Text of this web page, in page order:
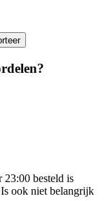
besteld is
ook niet belangrijk